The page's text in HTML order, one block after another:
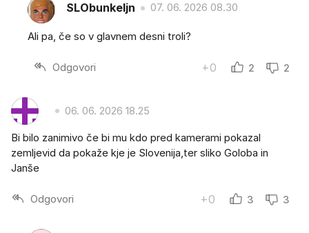
SLObunkeljn 07. 06. 2026 08.30
Ali pa, če so v glavnem desni troli?
Odgovori +0 2 2
06. 06. 2026 18.25
Bi bilo zanimivo če bi mu kdo pred kamerami pokazal
zemljevid da pokaže kje je Slovenija,ter sliko Goloba in
Janše
Odgovori +0 3 3